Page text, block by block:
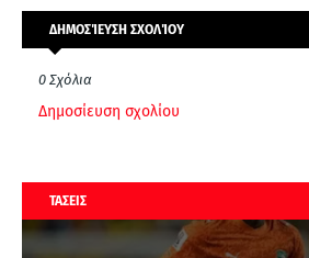
ΔΗΜΟΣΊΕΥΣΗ ΣΧΟΛΊΟΥ
0 Σχόλια
Δημοσίευση σχολίου
ΤΑΣΕΙΣ